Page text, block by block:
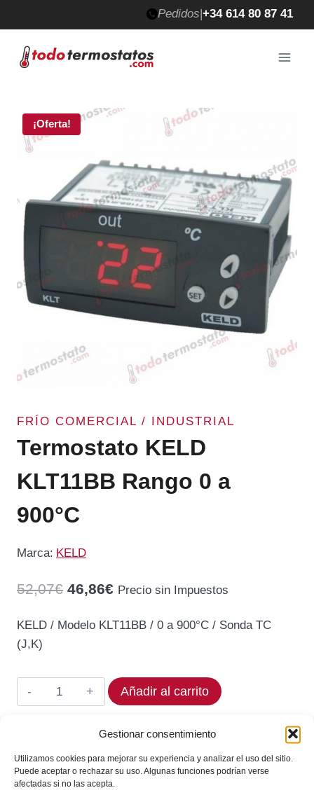
Gestionar consentimiento
Utilizamos cookies para mejorar su experiencia y analizar el uso del sitio.
Puede aceptar o rechazar su uso. Algunas funciones podrían verse
afectadas si no las acepta.
al
contenido
Pedidos|+34 614 80 87 41
¡Oferta!
FRÍO COMERCIAL / INDUSTRIAL
Termostato KELD
KLT11BB Rango 0 a
900°C
Marca: KELD
52,07€ El
52,07€.
46,86€El
46,86€.
Precio sin Impuestos
KELD / Modelo KLT11BB / 0 a 900°C / Sonda TC
(J,K)
Termostato
KELD
0
a
Añadir al carrito
¡Envíos en 24 / 72 horas!